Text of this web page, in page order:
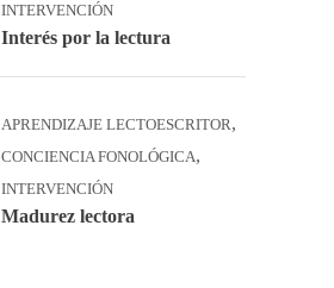
INTERVENCIÓN
Interés por la lectura
APRENDIZAJE LECTOESCRITOR,
CONCIENCIA FONOLÓGICA,
INTERVENCIÓN
Madurez lectora